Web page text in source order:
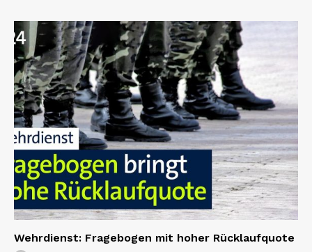
Wehrdienst: Fragebogen mit hoher Rücklaufquote